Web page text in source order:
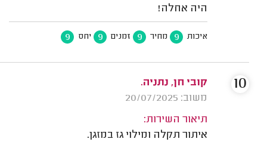
היה אחלה!
איכות 9 מחיר 9 זמנים 9 יחס 9
קובי חן, נתניה.
משוב: 20/07/2025
תיאור השירות:
איתור תקלה ומילוי גז במזגן.
10